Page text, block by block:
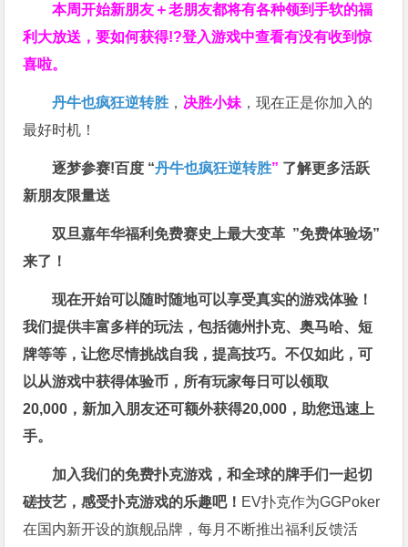
本周开始新朋友＋老朋友都将有各种领到手软的福
利大放送，要如何获得!?登入游戏中查看有没有收到惊
喜啦。
丹牛也疯狂逆转胜 ， 决胜小妹 ，现在正是你加入的
最好时机！
逐梦参赛!百度 “丹牛也疯狂逆转胜” 了解更多活跃
新朋友限量送
双旦嘉年华福利免费赛史上最大变革 ”免费体验场”
来了！
现在开始可以随时随地可以享受真实的游戏体验！
我们提供丰富多样的玩法，包括德州扑克、奥马哈、短
牌等等，让您尽情挑战自我，提高技巧。不仅如此，可
以从游戏中获得体验币，所有玩家每日可以领取
20,000，新加入朋友还可额外获得20,000，助您迅速上
手。
加入我们的免费扑克游戏，和全球的牌手们一起切
磋技艺，感受扑克游戏的乐趣吧！ EV扑克作为GGPoker
在国内新开设的旗舰品牌，每月不断推出福利反馈活